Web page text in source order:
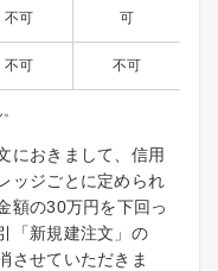
不可 可
不可 不可
におきまして、信用
ッジごとに定められ
額の30万円を下回っ
「新規建注文」の
させていただきま